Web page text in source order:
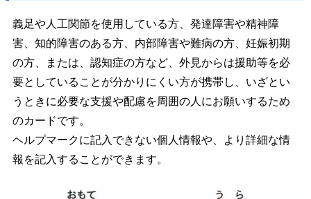
義足や人工関節を使用している方、発達障害や精神障
害、知的障害のある方、内部障害や難病の方、妊娠初期
の方、または、認知症の方など、外見からは援助等を必
要としていることが分かりにくい方が携帯し、いざとい
うときに必要な支援や配慮を周囲の人にお願いするため
のカードです。
ヘルプマークに記入できない個人情報や、より詳細な情
報を記入することができます。